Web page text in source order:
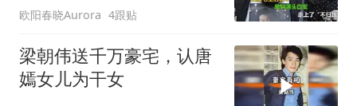
欧阳春晓Aurora 4跟贴
梁朝伟送千万豪宅，认唐
嫣女儿为干女